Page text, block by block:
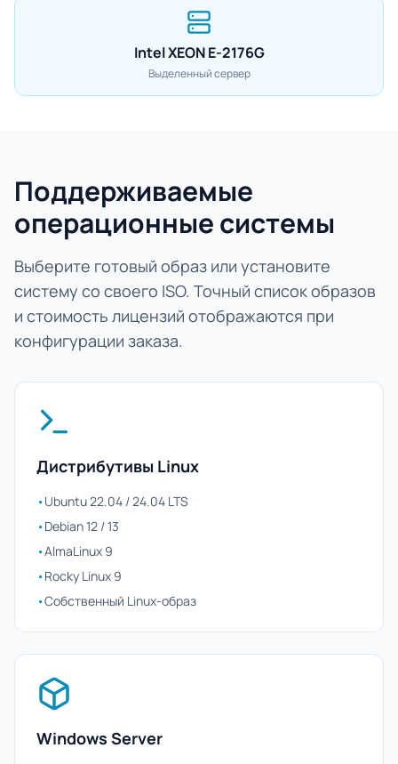
Intel XEON E-2176G
Выделенный сервер
Поддерживаемые
операционные системы
Выберите готовый образ или установите
систему со своего ISO. Точный список образов
и стоимость лицензий отображаются при
конфигурации заказа.
Дистрибутивы Linux
•Ubuntu 22.04 / 24.04 LTS
•Debian 12 / 13
•AlmaLinux 9
•Rocky Linux 9
•Собственный Linux-образ
Windows Server